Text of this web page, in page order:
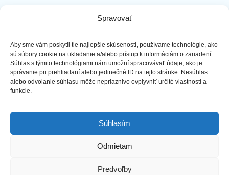
Spravovať
Aby sme vám poskytli tie najlepšie skúsenosti, používame technológie, ako
sú súbory cookie na ukladanie a/alebo prístup k informáciám o zariadení.
Súhlas s týmito technológiami nám umožní spracovávať údaje, ako je
správanie pri prehliadaní alebo jedinečné ID na tejto stránke. Nesúhlas
alebo odvolanie súhlasu môže nepriaznivo ovplyvniť určité vlastnosti a
funkcie.
Súhlasím
Odmietam
Predvoľby
Dôležité odkazy
Obchodné podmienky
Ochrana osobných údajov
Doprava a platba
Reklamácia tovaru
najLEPŠIEmobily s.r.o. - Všetky práva vyhradené ©2023